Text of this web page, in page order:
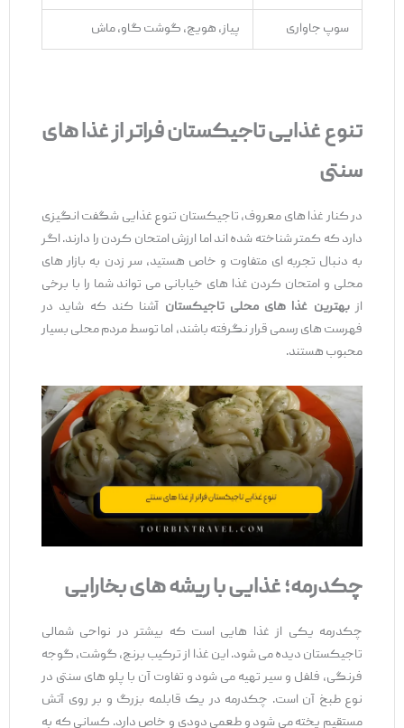
سوپ جاواری پیاز، هویج، گوشت گاو، ماش
تنوع غذایی تاجیکستان فراتر از غذا های
سنتی
در کنار غذا های معروف، تاجیکستان تنوع غذایی شگفت ‌انگیزی
دارد که کمتر شناخته شده ‌اند اما ارزش امتحان کردن را دارند. اگر
به دنبال تجربه ‌ای متفاوت و خاص هستید، سر زدن به بازار های
محلی و امتحان کردن غذا های خیابانی می ‌تواند شما را با برخی
ازبهترین غذا های محلی تاجیکستانآشنا کند که شاید در
فهرست ‌های رسمی قرار نگرفته باشند، اما توسط مردم محلی بسیار
محبوب هستند.
چکدرمه؛ غذایی با ریشه ‌های بخارایی
چکدرمه یکی از غذا هایی است که بیشتر در نواحی شمالی
تاجیکستان دیده می ‌شود. این غذا از ترکیب برنج، گوشت، گوجه
فرنگی، فلفل و سیر تهیه می ‌شود و تفاوت آن با پلو های سنتی در
نوع طبخ آن است. چکدرمه در یک قابلمه بزرگ و بر روی آتش
مستقیم پخته می ‌شود و طعمی دودی و خاص دارد. کسانی که به